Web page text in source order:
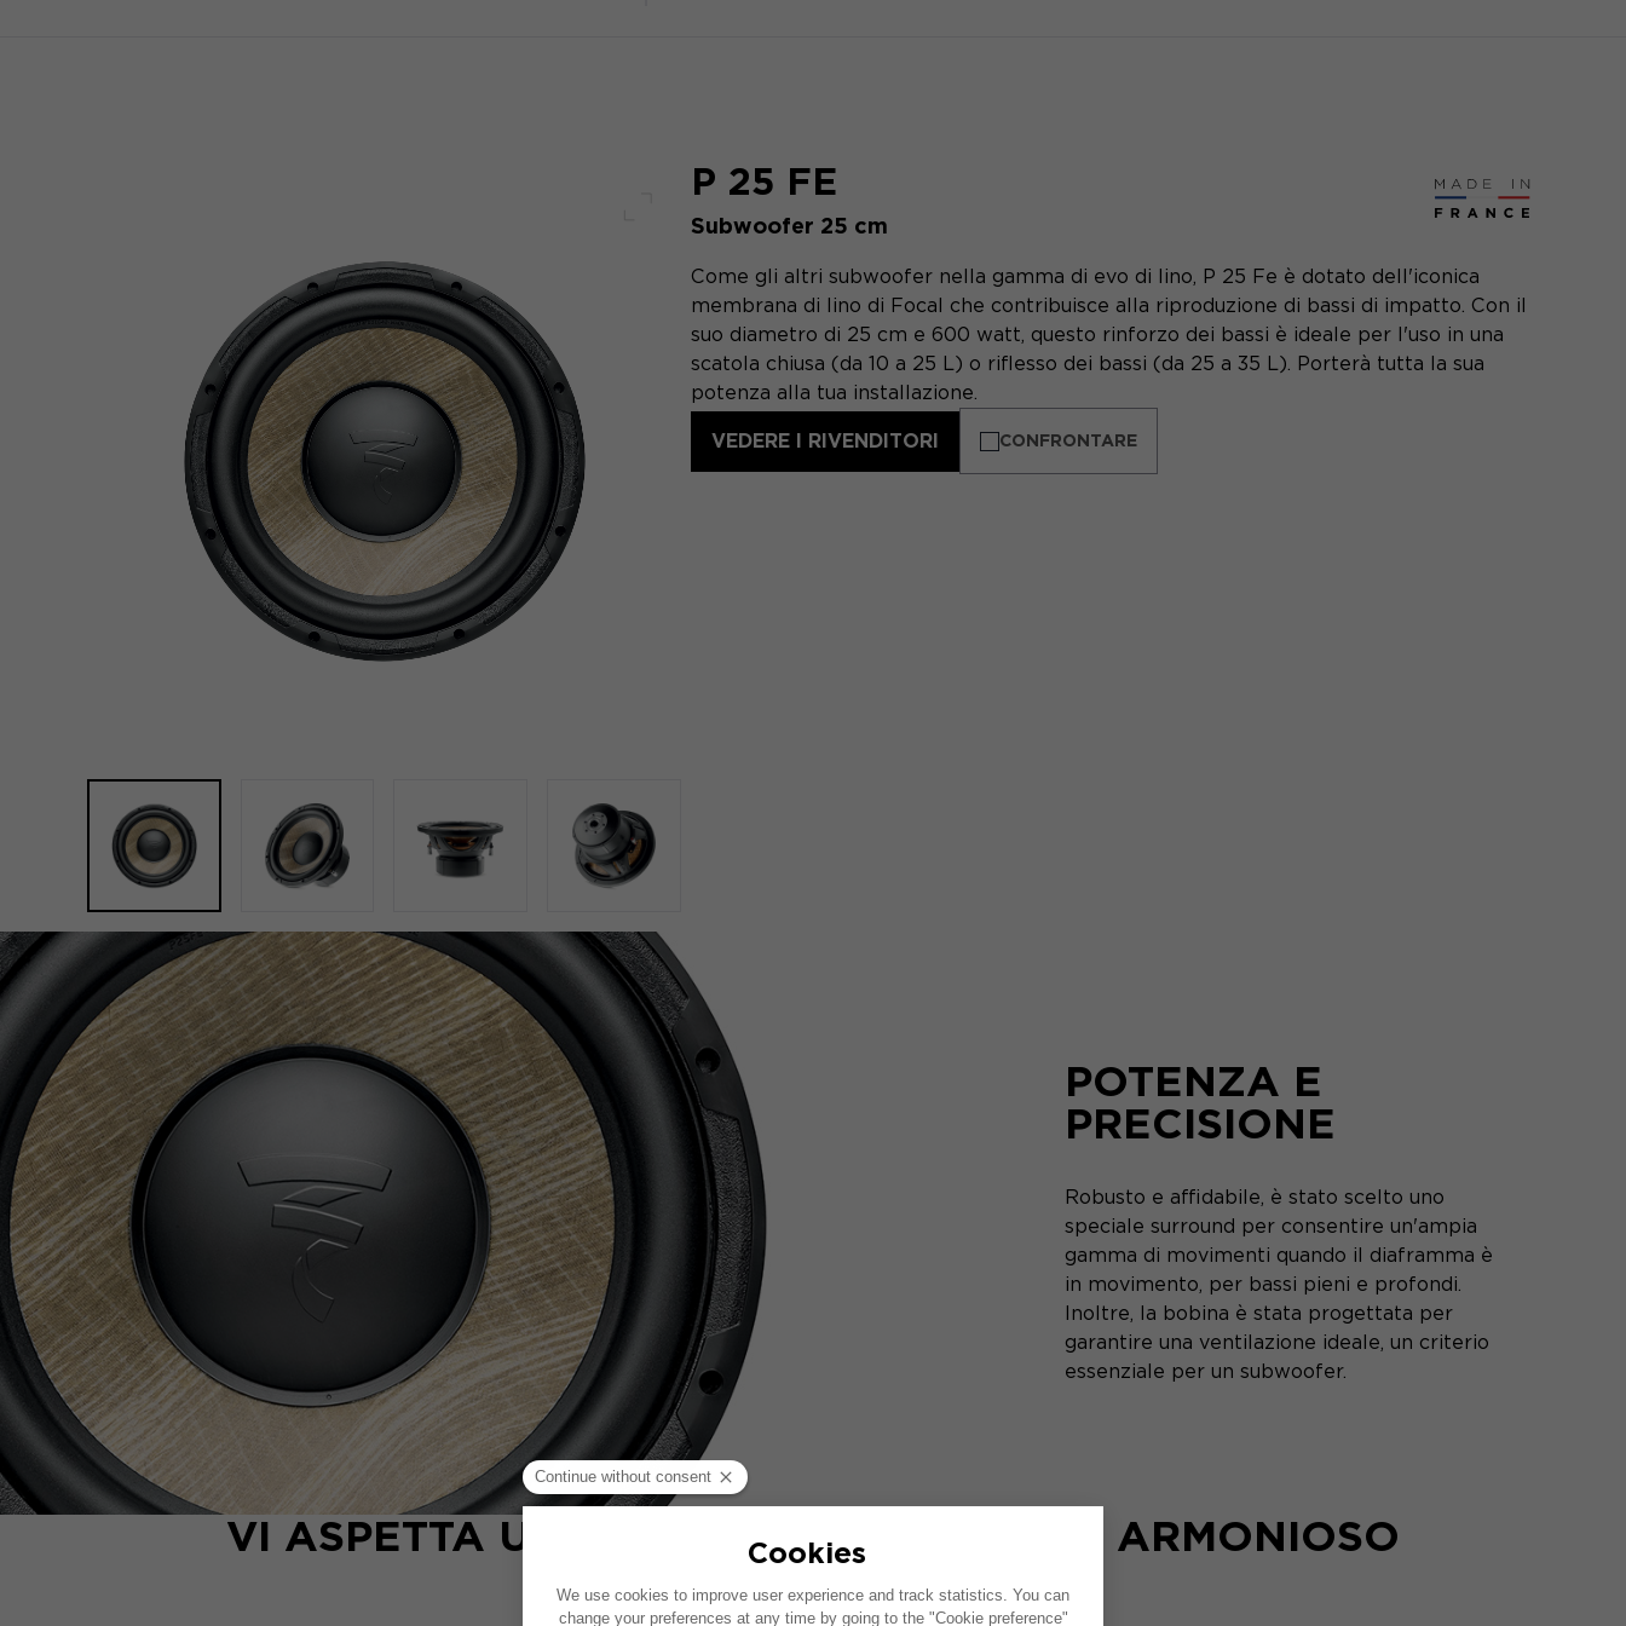
Schermo intero
P 25 FE
Subwoofer 25 cm
Come gli altri subwoofer nella gamma di evo di lino, P 25 Fe è dotato dell'iconica
membrana di lino di Focal che contribuisce alla riproduzione di bassi di impatto. Con il
suo diametro di 25 cm e 600 watt, questo rinforzo dei bassi è ideale per l'uso in una
scatola chiusa (da 10 a 25 L) o riflesso dei bassi (da 25 a 35 L). Porterà tutta la sua
potenza alla tua installazione.
VEDERE I RIVENDITORI CONFRONTARE
POTENZA E
PRECISIONE
Robusto e affidabile, è stato scelto uno
speciale surround per consentire un'ampia
gamma di movimenti quando il diaframma è
in movimento, per bassi pieni e profondi.
Inoltre, la bobina è stata progettata per
garantire una ventilazione ideale, un criterio
essenziale per un subwoofer.
VI ASPETTA UN SUONO AVVOLGENTE E ARMONIOSO